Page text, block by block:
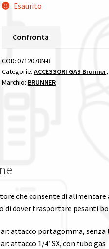
Esaurito
Confronta
COD: 0712078N-B
Categorie: ACCESSORI GAS Brunner,
Marchio: BRUNNER
che consente di
di dover trasportare pesanti
attacco portagomma, senza
attacco 1/4′ SX, con tubo gas